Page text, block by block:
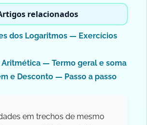
relacionados
dos Logaritmos — Exercícios
Aritmética — Termo geral e soma
e Desconto — Passo a passo
em trechos de mesmo